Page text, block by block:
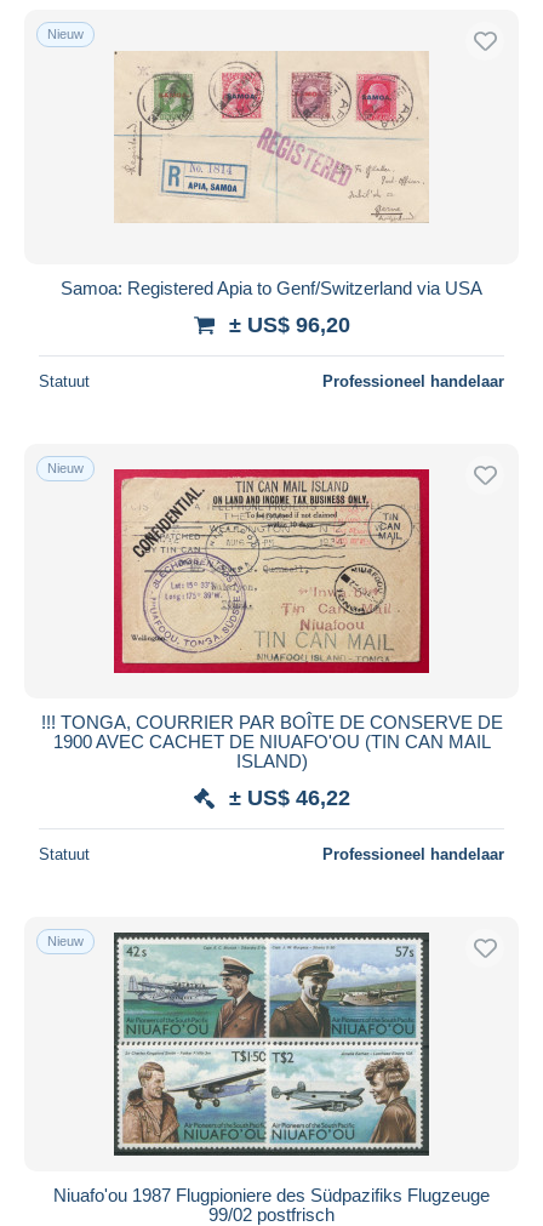
Alleen met korting
Gratis levering
Betaalmiddelen
PayPal
Bankoverschrijving
Visa
Mastercard
iDeal
Maestro
Toepassen
Nieuw
Samoa: Registered Apia to Genf/Switzerland via USA
± US$ 96,20
Statuut Professioneel handelaar
Nieuw
!!! TONGA, COURRIER PAR BOÎTE DE CONSERVE DE
1900 AVEC CACHET DE NIUAFO'OU (TIN CAN MAIL
ISLAND)
± US$ 46,22
Statuut Professioneel handelaar
Nieuw
Niuafo'ou 1987 Flugpioniere des Südpazifiks Flugzeuge
99/02 postfrisch